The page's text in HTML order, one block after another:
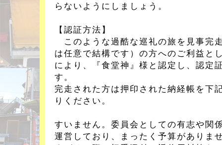
らないようにしましょう。
【認証方法】
このような過酷な巡礼の旅を見事完
は任意で結構です）の方へのご利益と
により、『食堂神』様と認定し、認定
す。
完走された方は押印された納経帳を下
りください。
すいません。委員会としての有志や関
運営しており、まったく予算がありま